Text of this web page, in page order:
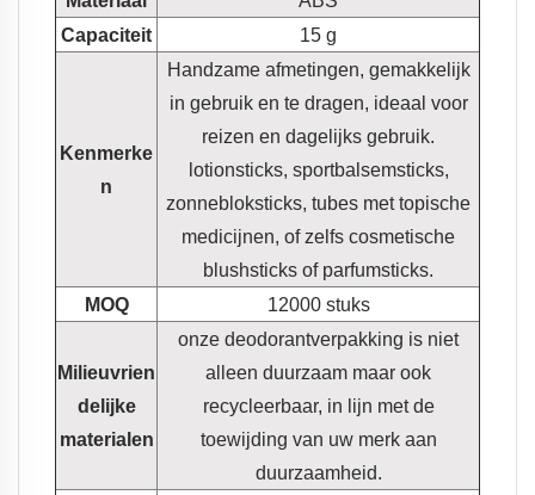
Capaciteit
15 g
Kenmerke
n
Handzame afmetingen, gemakkelijk
in gebruik en te dragen, ideaal voor
reizen en dagelijks gebruik.
lotionsticks, sportbalsemsticks,
zonnebloksticks, tubes met topische
medicijnen, of zelfs cosmetische
blushsticks of parfumsticks.
MOQ
12000 stuks
Milieuvrien
delijke
materialen
onze deodorantverpakking is niet
alleen duurzaam maar ook
recycleerbaar, in lijn met de
toewijding van uw merk aan
duurzaamheid.